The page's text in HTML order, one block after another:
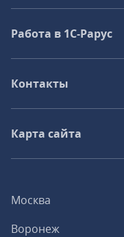
Москва
Воронеж
Работа в 1С‑Рарус
Контакты
Карта сайта